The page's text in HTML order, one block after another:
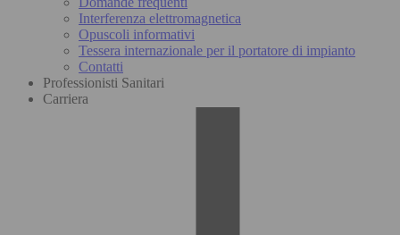
Interferenza elettromagnetica
Opuscoli informativi
Tessera internazionale per il portatore di impianto
Contatti
Professionisti Sanitari
Carriera